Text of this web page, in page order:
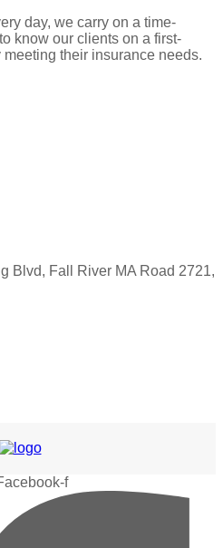
day, we carry on a time-
know our clients on a first-
their insurance needs.
Blvd, Fall River MA Road 2721,
f